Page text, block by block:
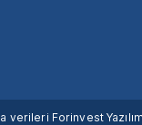
verileri Forinvest